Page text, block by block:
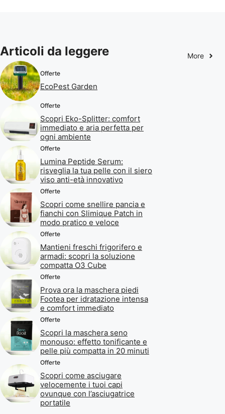
Articoli da leggere More
Offerte
EcoPest Garden
Offerte
Scopri Eko-Splitter: comfort
immediato e aria perfetta per
ogni ambiente
Offerte
Lumina Peptide Serum:
risveglia la tua pelle con il siero
viso anti-età innovativo
Offerte
Scopri come snellire pancia e
fianchi con Slimique Patch in
modo pratico e veloce
Offerte
Mantieni freschi frigorifero e
armadi: scopri la soluzione
compatta O3 Cube
Offerte
Prova ora la maschera piedi
Footea per idratazione intensa
e comfort immediato
Offerte
Scopri la maschera seno
monouso: effetto tonificante e
pelle più compatta in 20 minuti
Offerte
Scopri come asciugare
velocemente i tuoi capi
ovunque con l’asciugatrice
portatile